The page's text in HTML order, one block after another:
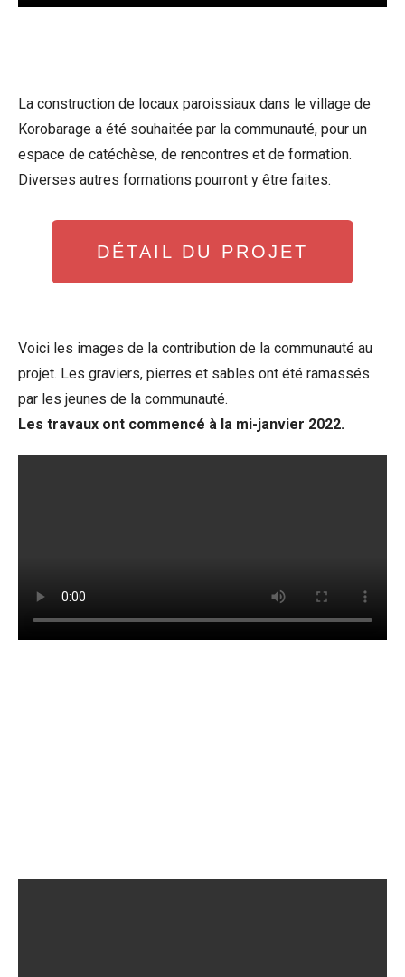
La construction de locaux paroissiaux dans le village de
Korobarage a été souhaitée par la communauté, pour un
espace de catéchèse, de rencontres et de formation.
Diverses autres formations pourront y être faites.
DÉTAIL DU PROJET
Voici les images de la contribution de la communauté au
projet. Les graviers, pierres et sables ont été ramassés
par les jeunes de la communauté.
Les travaux ont commencé à la mi-janvier 2022.